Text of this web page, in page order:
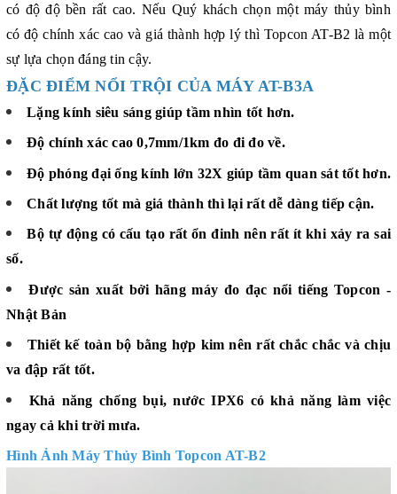
có độ độ bền rất cao. Nếu Quý khách chọn một máy thủy bình
có độ chính xác cao và giá thành hợp lý thì Topcon AT-B2 là một
sự lựa chọn đáng tin cậy.
ĐẶC ĐIỂM NỔI TRỘI CỦA MÁY AT-B3A
Lặng kính siêu sáng giúp tầm nhìn tốt hơn.
Độ chính xác cao 0,7mm/1km đo đi đo về.
Độ phóng đại ống kính lớn 32X giúp tầm quan sát tốt hơn.
Chất lượng tốt mà giá thành thì lại rất dễ dàng tiếp cận.
Bộ tự động có cấu tạo rất ổn đinh nên rất ít khi xảy ra sai
số.
Được sản xuất bởi hãng máy đo đạc nổi tiếng Topcon -
Nhật Bản
Thiết kế toàn bộ bằng hợp kim nên rất chắc chắc và chịu
va đập rất tốt.
Khả năng chống bụi, nước IPX6 có khả năng làm việc
ngay cả khi trời mưa.
Hình Ảnh Máy Thủy Bình Topcon AT-B2